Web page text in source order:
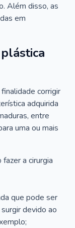
Além disso, as
em
corrigir
adquirida
entre
uma ou mais
a cirurgia
que pode ser
devido ao